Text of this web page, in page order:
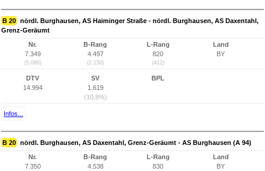
B 20 nördl. Burghausen, AS Haiminger Straße - nördl. Burghausen, AS Daxentahl,
Grenz-Geräumt
Nr.
7.349
(5.080)
B-Rang
4.497
(2.150)
L-Rang
820
(412)
Land
BY
DTV
14.994
SV
1.619
(10,8%)
BPL
Infos...
B 20 nördl. Burghausen, AS Daxentahl, Grenz-Geräumt - AS Burghausen (A 94)
Nr.
7.350
B-Rang
4.538
L-Rang
830
Land
BY